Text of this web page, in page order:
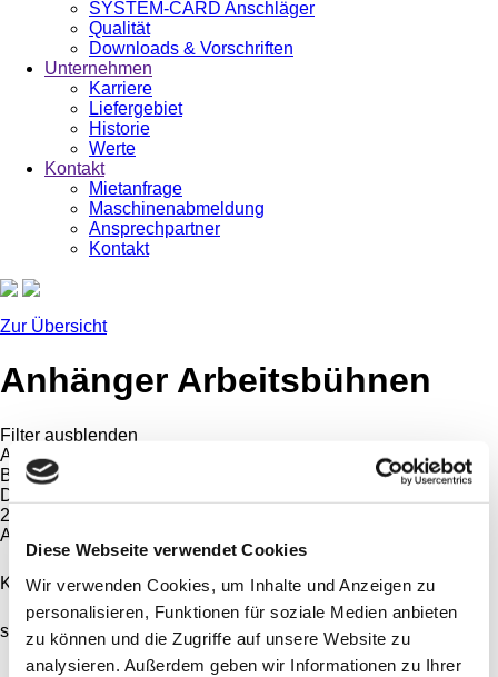
Diese Webseite verwendet Cookies
Wir verwenden Cookies, um Inhalte und Anzeigen zu
personalisieren, Funktionen für soziale Medien anbieten
zu können und die Zugriffe auf unsere Website zu
analysieren. Außerdem geben wir Informationen zu Ihrer
SYSTEM-CARD Anschläger
Qualität
Downloads & Vorschriften
Unternehmen
Karriere
Liefergebiet
Historie
Werte
Kontakt
Mietanfrage
Maschinenabmeldung
Ansprechpartner
Kontakt
Zur Übersicht
Anhänger Arbeitsbühnen
Filter ausblenden
Antriebsart
Benzin
Diesel
230V
Arbeitshöhe (min.)
Korbnutzlast (min.)
seitliche Reichweite (min.)